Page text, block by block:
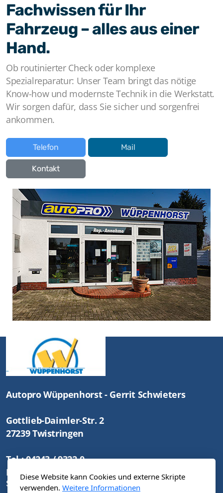
Fachwissen für Ihr
Fahrzeug – alles aus einer
Hand.
Ob routinierter Check oder komplexe
Spezialreparatur: Unser Team bringt das nötige
Know-how und modernste Technik in die Werkstatt.
Wir sorgen dafür, dass Sie sicher und sorgenfrei
ankommen.
Telefon Mail
Kontakt
Autopro Wüppenhorst - Gerrit Schwieters
Gottlieb-Daimler-Str. 2
27239 Twistringen
Tel.: 04243 / 9322-0
Mail: info@autopro-wueppenhorst.de
Startseite Rechtliches
Diese Website kann Cookies und externe Skripte
verwenden. Weitere Informationen